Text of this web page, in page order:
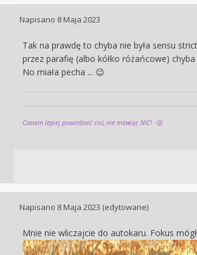
Napisano 8 Maja 2023
Tak na prawdę to chyba nie była sensu
przez parafię (albo kółko różańcowe)
No miała pecha ... 😉
Czasem lepiej powiedzieć coś, nie mówiąc NIC! 🤔
Napisano 8 Maja 2023 (edytowane)
Mnie nie wliczajcie do autokaru. Fokus